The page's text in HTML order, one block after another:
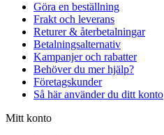
Göra en beställning
Frakt och leverans
Returer & återbetalningar
Betalningsalternativ
Kampanjer och rabatter
Behöver du mer hjälp?
Företagskunder
Så här använder du ditt konto
Mitt konto